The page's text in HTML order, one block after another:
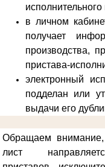
в личном
получает
производства,
пристава-
электронный
подделан или
выдачи его
Обращаем внимание,
лист